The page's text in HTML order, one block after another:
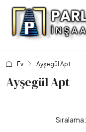
Ev Ayşegül Apt
Ayşegül Apt
Sıralama: